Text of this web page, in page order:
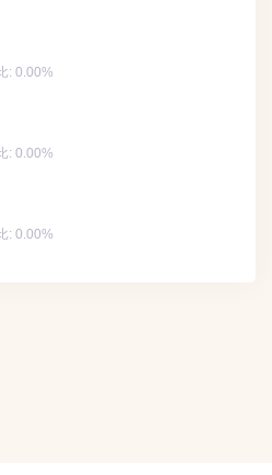
: 0.00%
: 0.00%
: 0.00%